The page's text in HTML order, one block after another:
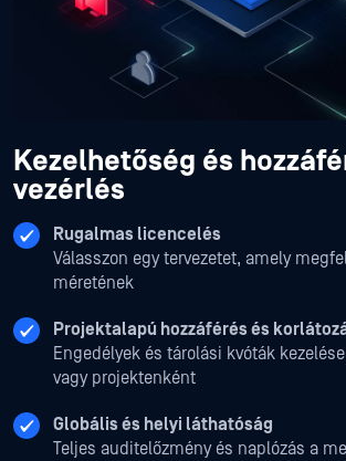
Kezelhetőség és
vezérlés
Rugalmas licencelés
Válasszon egy tervezetet, amely
méretének
Projektalapú hozzáférés és
Engedélyek és tárolási kvóták
vagy projektenként
Globális és helyi láthatóság
Teljes auditelőzmény és naplózás a